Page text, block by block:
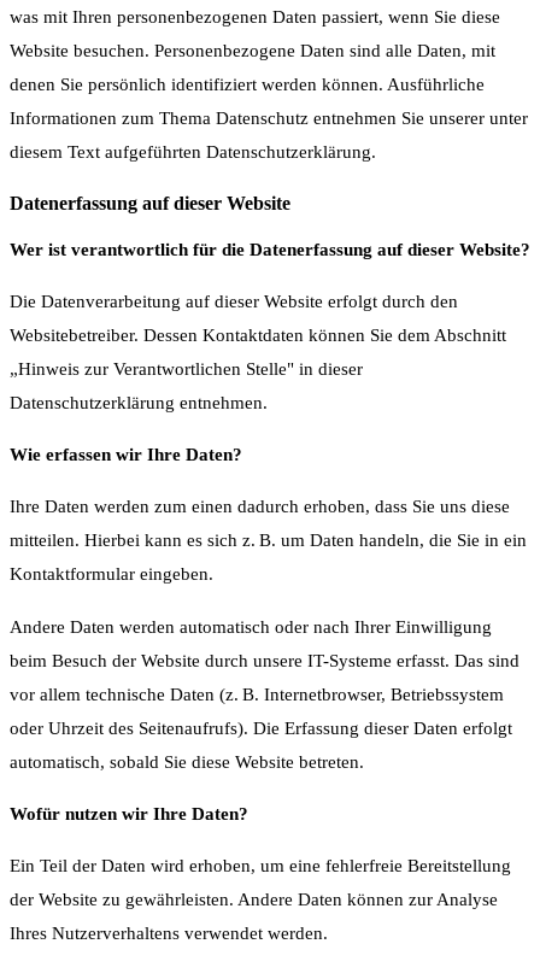
was mit Ihren personenbezogenen Daten passiert, wenn Sie diese
Website besuchen. Personenbezogene Daten sind alle Daten, mit
denen Sie persönlich identifiziert werden können. Ausführliche
Informationen zum Thema Datenschutz entnehmen Sie unserer unter
diesem Text aufgeführten Datenschutzerklärung.
Datenerfassung auf dieser Website
Wer ist verantwortlich für die Datenerfassung auf dieser Website?
Die Datenverarbeitung auf dieser Website erfolgt durch den
Websitebetreiber. Dessen Kontaktdaten können Sie dem Abschnitt
„Hinweis zur Verantwortlichen Stelle" in dieser
Datenschutzerklärung entnehmen.
Wie erfassen wir Ihre Daten?
Ihre Daten werden zum einen dadurch erhoben, dass Sie uns diese
mitteilen. Hierbei kann es sich z. B. um Daten handeln, die Sie in ein
Kontaktformular eingeben.
Andere Daten werden automatisch oder nach Ihrer Einwilligung
beim Besuch der Website durch unsere IT-Systeme erfasst. Das sind
vor allem technische Daten (z. B. Internetbrowser, Betriebssystem
oder Uhrzeit des Seitenaufrufs). Die Erfassung dieser Daten erfolgt
automatisch, sobald Sie diese Website betreten.
Wofür nutzen wir Ihre Daten?
Ein Teil der Daten wird erhoben, um eine fehlerfreie Bereitstellung
der Website zu gewährleisten. Andere Daten können zur Analyse
Ihres Nutzerverhaltens verwendet werden.